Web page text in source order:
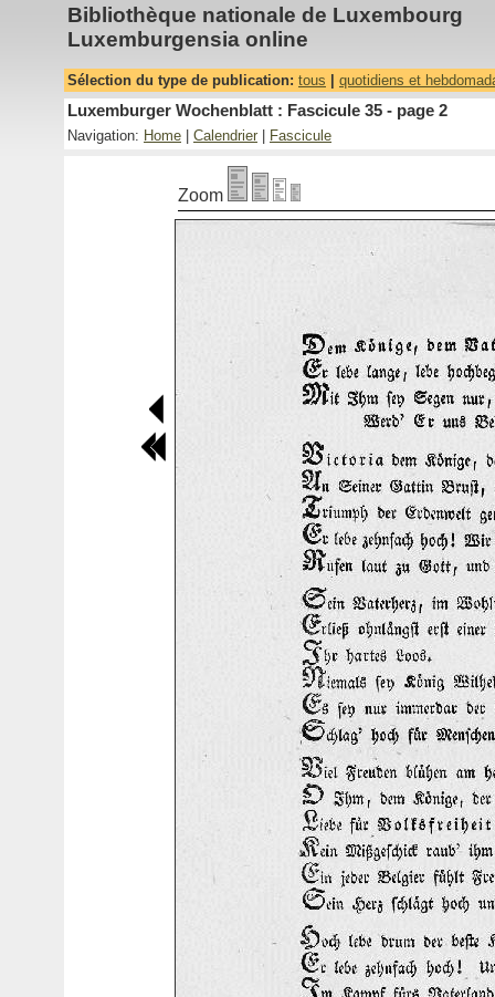
Bibliothèque nationale de Luxembourg
Luxemburgensia online
Sélection du type de publication: tous quotidiens et
Luxemburger Wochenblatt : Fascicule 35 - page 2
Navigation: Home Calendrier Fascicule
Zoom